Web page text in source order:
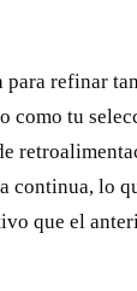
para refinar
como tu
continua, lo
que el